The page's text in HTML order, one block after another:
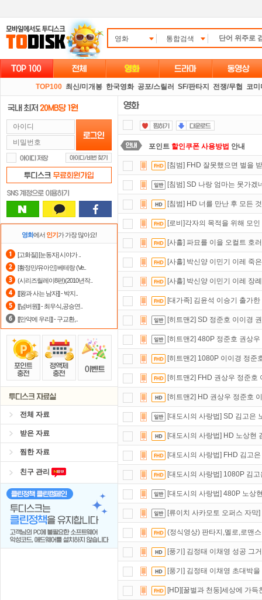
영화 통합검색
TOP100 최신/미개봉 한국영화 공포/스릴러 SF/판타지 전쟁/무협 코미
영화에서 인기가 가장 많아요!
[고화질] [눈동자] 시야가 ..
[황정민/유아인] 베테랑 (Ve..
(시리즈릴레이8편)(2010년작..
[[왕과 사는 남자]] - 박지..
[[넘버원]] - 최우식,공승연..
[[만약에 우리]] - 구교환,..
전체 자료
받은 자료
찜한 자료
친구 관리
포인트 할인쿠폰 사용방법 안내
출석체크 이벤트! 매일매일출석체
요즘 뭐가 재밌지?고민되면 눌러봐!
스마트TV로 투디스크영화,드라마,
댓글만 잘써도무료 포인트를 드립
숨어있는 카드 마일리지 조회하고
정액제할인쿠폰 사용방법안내
[침범] FHD 잘못했으면 벌을
[침범] SD 나랑 엄마는 못가겠
[침범] HD 너를 만난 후 모든
[로비]각자의 목적을 위해 모
[사흘] 파묘를 이을 오컬트 호
[사흘] 박신양 이민기 이레 죽
[사흘] 박신양 이민기 이레 장
[대가족] 김윤석 이승기 출가
[히트맨2] SD 정준호 이이경
[히트맨2] 480P 정준호 권상
[히트맨2] 1080P 이이경 정준
[히트맨2] FHD 권상우 정준호
[히트맨2] HD 권상우 정준호
[대도시의 사랑법] SD 김고은
[대도시의 사랑법] HD 노상현
[대도시의 사랑법] FHD 김고
[대도시의 사랑법] 1080P 김
[대도시의 사랑법] 480P 노상
[류이치 사카모토 오퍼스 자
(정식영상) 판타지,멜로,로맨
[풍기] 김정태 이채영 성공 그
[풍기] 김정태 이채영 초대박
[HD][꿀벌과 천둥]세상에 가